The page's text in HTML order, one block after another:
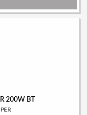
200W BT